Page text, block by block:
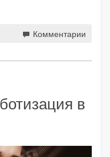
Комментарии
в